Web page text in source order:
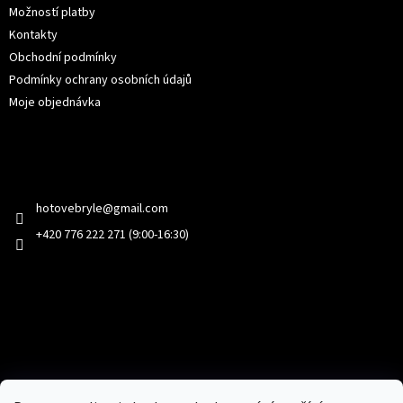
Možností platby
Kontakty
Obchodní podmínky
Podmínky ochrany osobních údajů
Moje objednávka
hotovebryle@gmail.com
+420 776 222 271 (9:00-16:30)